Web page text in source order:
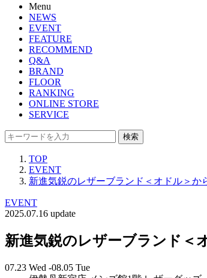
Menu
NEWS
EVENT
FEATURE
RECOMMEND
Q&A
BRAND
FLOOR
RANKING
ONLINE STORE
SERVICE
検索
TOP
EVENT
新進気鋭のレザーブランド＜オドル＞か
EVENT
2025.07.16 update
新進気鋭のレザーブランド＜
07.23 Wed -08.05 Tue